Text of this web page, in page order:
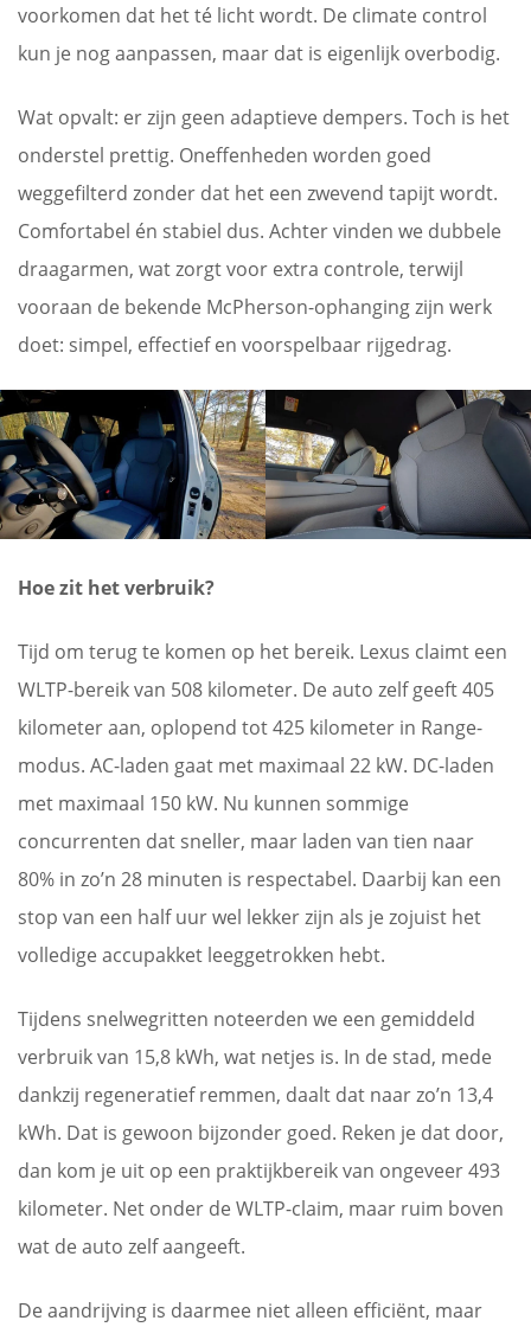
voorkomen dat het té licht wordt. De climate control
kun je nog aanpassen, maar dat is eigenlijk overbodig.
Wat opvalt: er zijn geen adaptieve dempers. Toch is het
onderstel prettig. Oneffenheden worden goed
weggefilterd zonder dat het een zwevend tapijt wordt.
Comfortabel én stabiel dus. Achter vinden we dubbele
draagarmen, wat zorgt voor extra controle, terwijl
vooraan de bekende McPherson-ophanging zijn werk
doet: simpel, effectief en voorspelbaar rijgedrag.
Hoe zit het verbruik?
Tijd om terug te komen op het bereik. Lexus claimt een
WLTP-bereik van 508 kilometer. De auto zelf geeft 405
kilometer aan, oplopend tot 425 kilometer in Range-
modus. AC-laden gaat met maximaal 22 kW. DC-laden
met maximaal 150 kW. Nu kunnen sommige
concurrenten dat sneller, maar laden van tien naar
80% in zo’n 28 minuten is respectabel. Daarbij kan een
stop van een half uur wel lekker zijn als je zojuist het
volledige accupakket leeggetrokken hebt.
Tijdens snelwegritten noteerden we een gemiddeld
verbruik van 15,8 kWh, wat netjes is. In de stad, mede
dankzij regeneratief remmen, daalt dat naar zo’n 13,4
kWh. Dat is gewoon bijzonder goed. Reken je dat door,
dan kom je uit op een praktijkbereik van ongeveer 493
kilometer. Net onder de WLTP-claim, maar ruim boven
wat de auto zelf aangeeft.
De aandrijving is daarmee niet alleen efficiënt, maar